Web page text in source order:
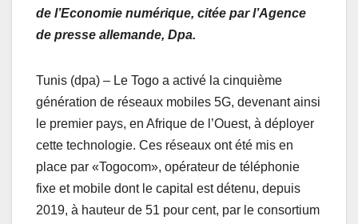
de l’Economie numérique, citée par l’Agence
de presse allemande, Dpa.
Tunis (dpa) – Le Togo a activé la cinquième
génération de réseaux mobiles 5G, devenant ainsi
le premier pays, en Afrique de l’Ouest, à déployer
cette technologie. Ces réseaux ont été mis en
place par «Togocom», opérateur de téléphonie
fixe et mobile dont le capital est détenu, depuis
2019, à hauteur de 51 pour cent, par le consortium